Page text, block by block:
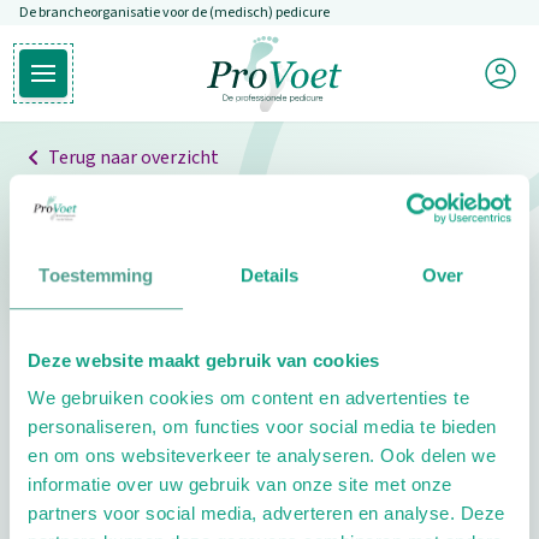
Toestemming Details Over
Deze website maakt gebruik van cookies
We gebruiken cookies om content en advertenties te
personaliseren, om functies voor social media te bieden
en om ons websiteverkeer te analyseren. Ook delen we
informatie over uw gebruik van onze site met onze
partners voor social media, adverteren en analyse. Deze
Overslaan en naar de inhoud gaan
De brancheorganisatie voor de (medisch) pedicure
Open hoofdmenu
Ga naar de homepagina
Mijn
Terug naar overzicht
Professionals
Pedicure niet gevonden
pedicure.